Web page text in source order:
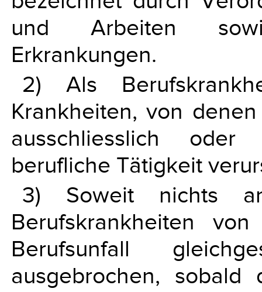
und Arbeiten
Erkrankungen.
2) Als
Krankheiten, von
ausschliesslich
berufliche Tätigkeit
3) Soweit nichts
Berufskrankheiten
Berufsunfall
ausgebrochen, sobald